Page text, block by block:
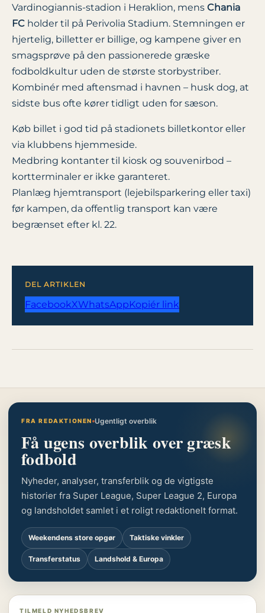
Vardinogiannis-stadion i Heraklion, mens Chania
FC holder til på Perivolia Stadium. Stemningen er
hjertelig, billetter er billige, og kampene giver en
smagsprøve på den passionerede græske
fodboldkultur uden de største storbystriber.
Kombinér med aftensmad i havnen – husk dog, at
sidste bus ofte kører tidligt uden for sæson.
Køb billet i god tid på stadionets billetkontor eller
via klubbens hjemmeside.
Medbring kontanter til kiosk og souvenirbod –
kortterminaler er ikke garanteret.
Planlæg hjemtransport (lejebilsparkering eller taxi)
før kampen, da offentlig transport kan være
begrænset efter kl. 22.
DEL ARTIKLEN
FacebookXWhatsAppKopiér link
FRA REDAKTIONEN Ugentligt overblik
Få ugens overblik over græsk
fodbold
Nyheder, analyser, transferblik og de vigtigste
historier fra Super League, Super League 2, Europa
og landsholdet samlet i et roligt redaktionelt format.
Weekendens store opgør Taktiske vinkler
Transferstatus Landshold & Europa
TILMELD NYHEDSBREV